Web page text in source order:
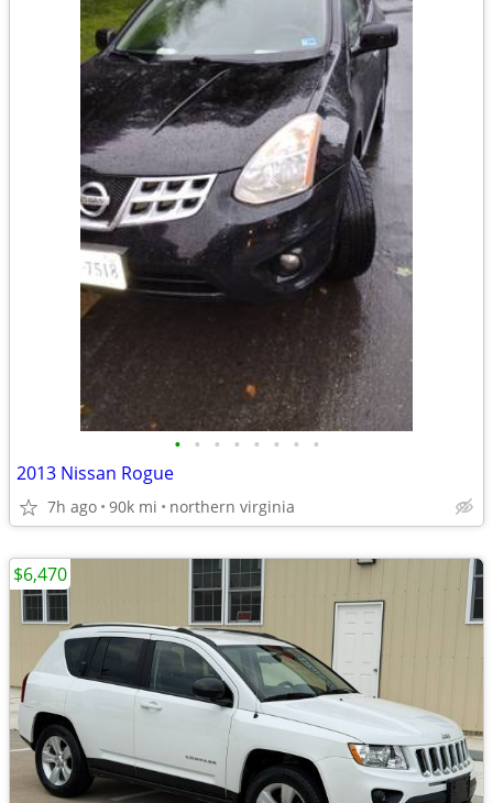
• • • • • • • •
2013 Nissan Rogue
7h ago 90k mi northern virginia
$6,470